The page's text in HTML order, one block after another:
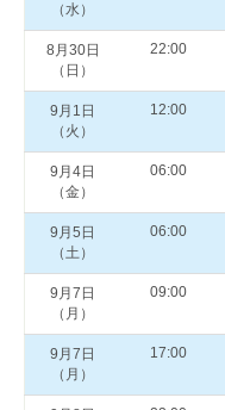
（水）
8月30日
（日）
22:00
9月1日
（火）
12:00
9月4日
（金）
06:00
9月5日
（土）
06:00
9月7日
（月）
09:00
9月7日
（月）
17:00